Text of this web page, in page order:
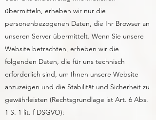
übermitteln, erheben wir nur die
personenbezogenen Daten, die Ihr Browser an
unseren Server übermittelt. Wenn Sie unsere
Website betrachten, erheben wir die
folgenden Daten, die für uns technisch
erforderlich sind, um Ihnen unsere Website
anzuzeigen und die Stabilität und Sicherheit zu
gewährleisten (Rechtsgrundlage ist Art. 6 Abs.
1 S. 1 lit. f DSGVO):